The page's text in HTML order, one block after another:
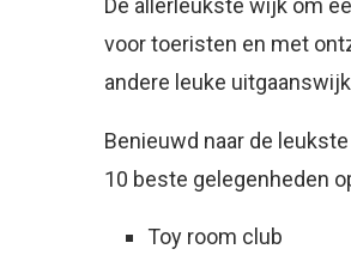
De allerleukste wijk om
voor toeristen en met
andere leuke
Benieuwd naar de
10 beste gelegenheden
Toy room club